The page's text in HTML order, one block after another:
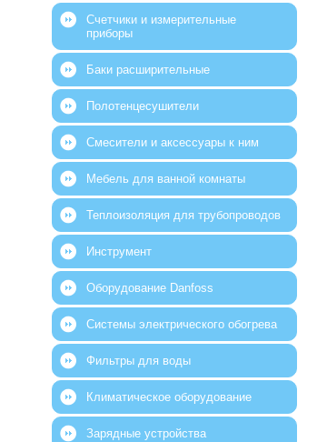
Счетчики и измерительные
приборы
Баки расширительные
Полотенцесушители
Смесители и аксессуары к ним
Мебель для ванной комнаты
Теплоизоляция для трубопроводов
Инструмент
Оборудование Danfoss
Системы электрического обогрева
Фильтры для воды
Климатическое оборудование
Зарядные устройства